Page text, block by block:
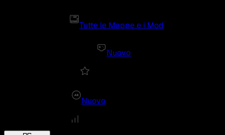
Tutte le Mappe e i Mod
Nuovo
Nuovo